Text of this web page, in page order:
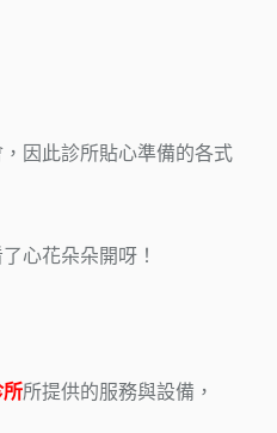
因此診所貼心準備的各式
心花朵朵開呀！
所提供的服務與設備，